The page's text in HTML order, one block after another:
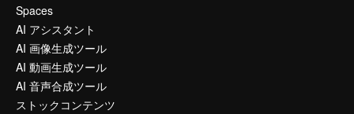
Spaces
AI アシスタント
AI 画像生成ツール
AI 動画生成ツール
AI 音声合成ツール
ストックコンテンツ